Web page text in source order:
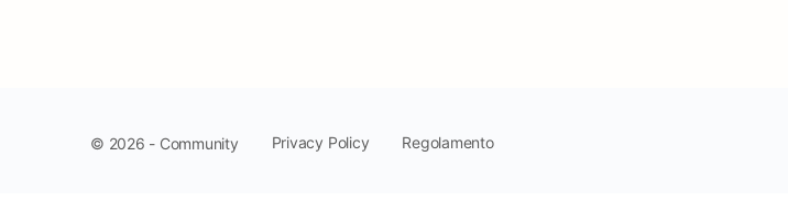
© 2026 - Community Privacy Policy Regolamento